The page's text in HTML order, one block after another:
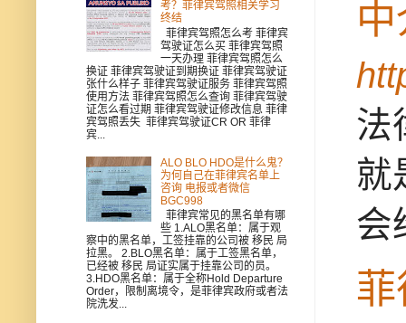
法
就
会
考？菲律宾驾照相关学习
终结
菲律宾驾照怎么考 菲律宾
驾驶证怎么买 菲律宾驾照
一天办理 菲律宾驾照怎么
换证 菲律宾驾驶证到期换证 菲律宾驾驶证
张什么样子 菲律宾驾驶证服务 菲律宾驾照
使用方法 菲律宾驾照怎么查询 菲律宾驾驶
证怎么看过期 菲律宾驾驶证修改信息 菲律
宾驾照丢失 菲律宾驾驶证CR OR 菲律
宾...
ALO BLO HDO是什么鬼？
为何自己在菲律宾名单上
咨询 电报或者微信
BGC998
菲律宾常见的黑名单有哪
些 1.ALO黑名单：属于观
察中的黑名单，工签挂靠的公司被 移民 局
拉黑。 2.BLO黑名单：属于工签黑名单，
已经被 移民 局证实属于挂靠公司的员。
3.HDO黑名单：属于全称Hold Departure
Order，限制离境令，是菲律宾政府或者法
院洗发...